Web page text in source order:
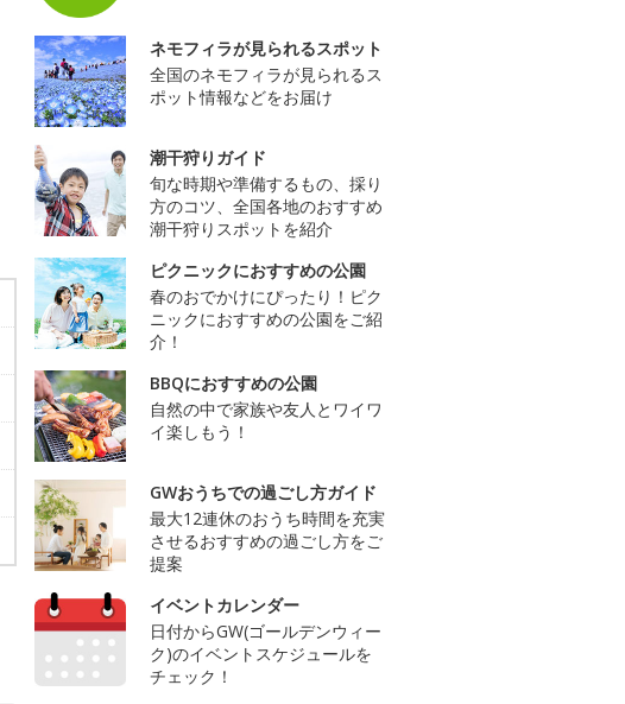
ネモフィラが見られるスポット
全国のネモフィラが見られるス
ポット情報などをお届け
潮干狩りガイド
旬な時期や準備するもの、採り
方のコツ、全国各地のおすすめ
潮干狩りスポットを紹介
ピクニックにおすすめの公園
春のおでかけにぴったり！ピク
ニックにおすすめの公園をご紹
介！
BBQにおすすめの公園
自然の中で家族や友人とワイワ
イ楽しもう！
GWおうちでの過ごし方ガイド
最大12連休のおうち時間を充実
させるおすすめの過ごし方をご
提案
イベントカレンダー
日付からGW(ゴールデンウィー
ク)のイベントスケジュールを
チェック！